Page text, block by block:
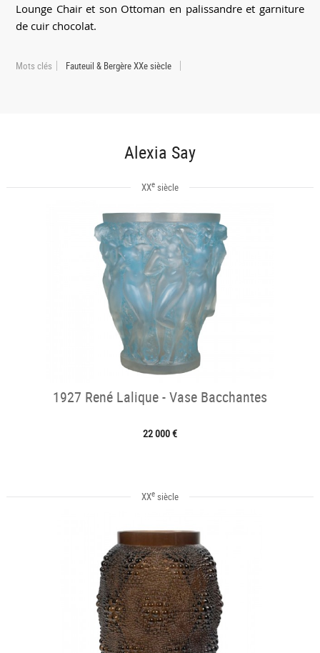
Lounge Chair et son Ottoman en palissandre et garniture
de cuir chocolat.
Mots clés Fauteuil & Bergère XXe siècle
Alexia Say
XXesiècle
1927 René Lalique - Vase Bacchantes
22 000 €
XXesiècle